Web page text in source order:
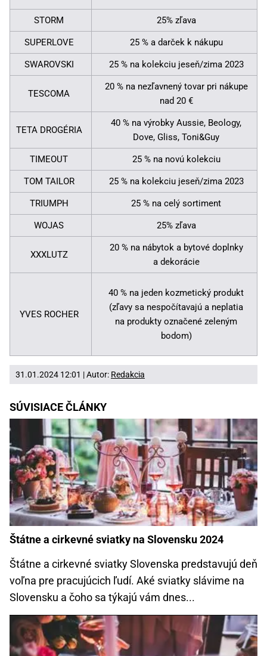
STORM 25% zľava
SUPERLOVE 25 % a darček k nákupu
SWAROVSKI 25 % na kolekciu jeseň/zima 2023
TESCOMA
20 % na nezľavnený tovar pri nákupe
nad 20 €
TETA DROGÉRIA
40 % na výrobky Aussie, Beology,
Dove, Gliss, Toni&Guy
TIMEOUT 25 % na novú kolekciu
TOM TAILOR 25 % na kolekciu jeseň/zima 2023
TRIUMPH 25 % na celý sortiment
WOJAS 25% zľava
XXXLUTZ
20 % na nábytok a bytové doplnky
a dekorácie
YVES ROCHER
40 % na jeden kozmetický produkt
(zľavy sa nespočítavajú a neplatia
na produkty označené zeleným
bodom)
31.01.2024 12:01 | Autor: Redakcia
SÚVISIACE ČLÁNKY
Štátne a cirkevné sviatky na Slovensku 2024
Štátne a cirkevné sviatky Slovenska predstavujú deň
voľna pre pracujúcich ľudí. Aké sviatky slávime na
Slovensku a čoho sa týkajú vám dnes...